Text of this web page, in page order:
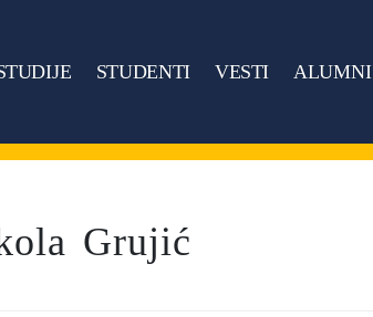
STUDENTI VESTI ALUMNI
Grujić